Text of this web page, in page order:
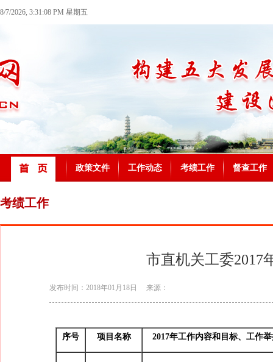
8/7/2026, 3:31:09 PM 星期五
政策文件 工作动态 考绩工作 督查工作
考绩工作
市直机关工委2017
发布时间：2018年01月18日 来源：
序号 项目名称 2017年工作内容和目标、工作